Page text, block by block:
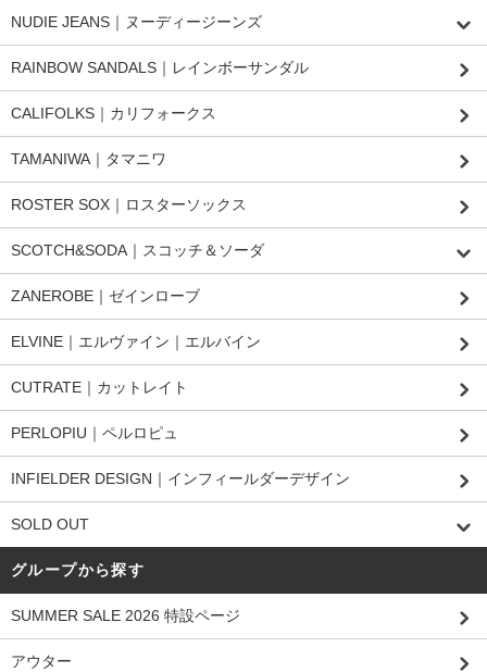
NUDIE JEANS｜ヌーディージーンズ
RAINBOW SANDALS｜レインボーサンダル
CALIFOLKS｜カリフォークス
TAMANIWA｜タマニワ
ROSTER SOX｜ロスターソックス
SCOTCH&SODA｜スコッチ＆ソーダ
ZANEROBE｜ゼインローブ
ELVINE｜エルヴァイン｜エルバイン
CUTRATE｜カットレイト
PERLOPIU｜ペルロピュ
INFIELDER DESIGN｜インフィールダーデザイン
SOLD OUT
グループから探す
SUMMER SALE 2026 特設ページ
アウター